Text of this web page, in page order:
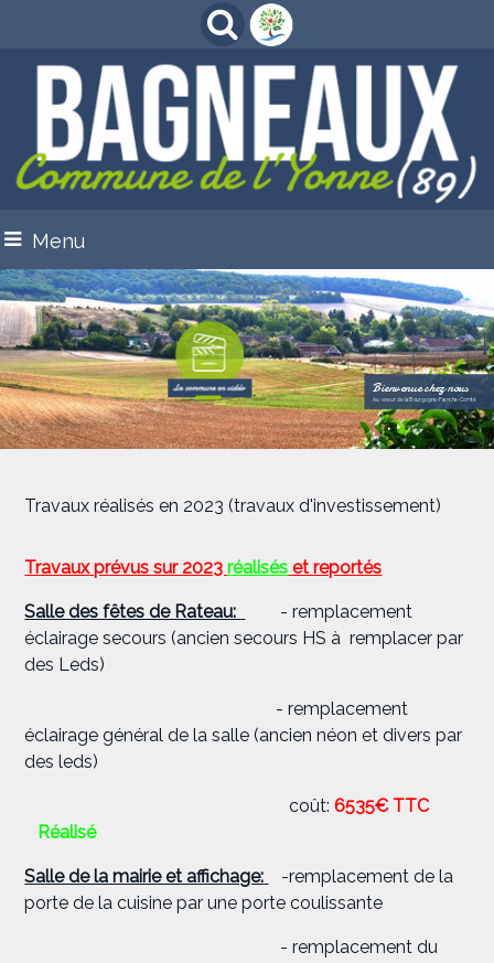
Menu
Bienvenue chez nous
Au coeur de la Bourgogne-Franche-Comté
Travaux réalisés en 2023 (travaux d'investissement)
Travaux prévus sur 2023réalisés et reportés
Salle des fêtes de Rateau:
- remplacement
éclairage secours (ancien secours HS à remplacer par
des Leds)
- remplacement
éclairage général de la salle (ancien néon et divers par
des leds)
coût:6535€ TTC
Réalisé
Salle de la mairie et affichage:
-remplacement de la
porte de la cuisine par une porte coulissante
- remplacement du